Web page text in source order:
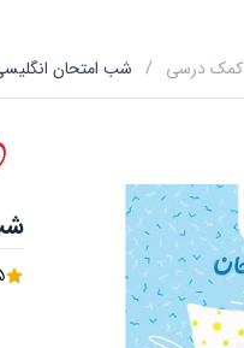
کمک درسی / شب امتحان